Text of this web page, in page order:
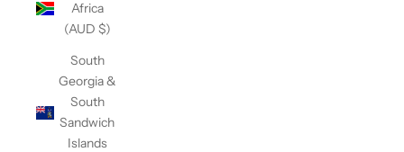
Africa
(AUD $)
South
Georgia &
South
Sandwich
Islands